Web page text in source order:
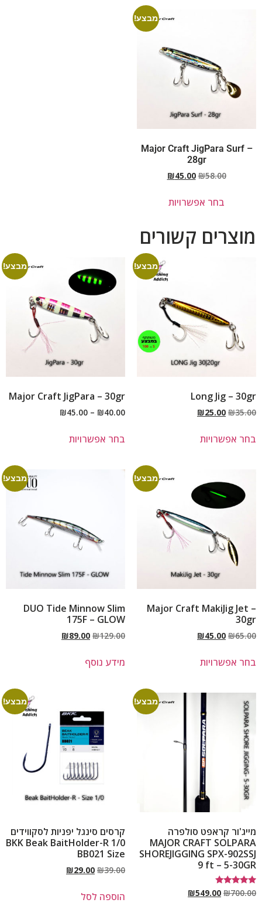
מבצע!
Major Craft JigPara Surf –
28gr
₪58.00
₪45.00
בחר אפשרויות
מוצרים קשורים
מבצע!
Long Jig – 30gr
₪35.00
₪25.00
בחר אפשרויות
מבצע!
Major Craft JigPara – 30gr
₪40.00
–
₪45.00
בחר אפשרויות
מבצע!
Major Craft MakiJig Jet –
30gr
₪65.00
₪45.00
בחר אפשרויות
מבצע!
DUO Tide Minnow Slim
175F – GLOW
₪129.00
₪89.00
מידע נוסף
מבצע!
מייג'ור קראפט סולפרה
MAJOR CRAFT SOLPARA
SHOREJIGGING SPX-902SSJ
9 ft – 5-30GR
דורג
5.00
₪700.00
₪549.00
מבצע!
קרסים סינגל יפניות לסקווידים
1/0 BKK Beak BaitHolder-R
BB021 Size
₪39.00
₪29.00
הוספה לסל